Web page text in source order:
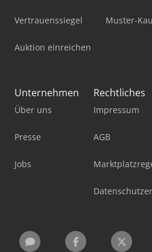
Vertrauenssiegel
Auktion einreichen
Muster-
Unternehmen
Über uns
Presse
Jobs
Rechtliches
Impressum
AGB